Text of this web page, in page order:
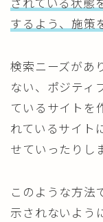
するよう、施策
検索ニーズがあ
ない、ポジティ
ているサイトを
れているサイト
せていったりし
このような方法
示されないよう